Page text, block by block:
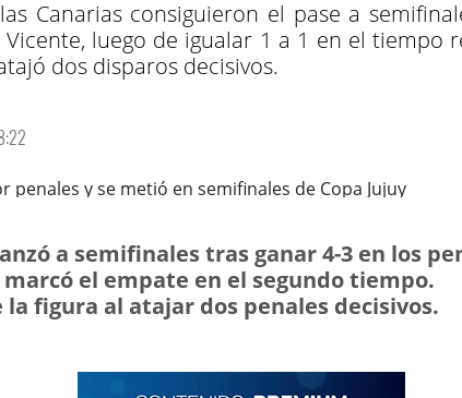
Canarias consiguieron el pase a
luego de igualar 1 a 1 en el
dos disparos decisivos.
a semifinales tras ganar 4-3 en los
marcó el empate en el segundo tiempo.
la figura al atajar dos penales decisivos.